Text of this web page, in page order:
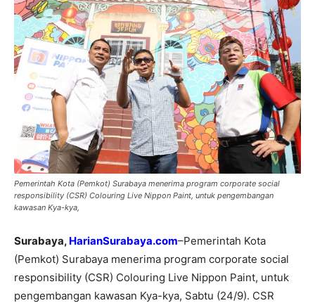
Pemerintah Kota (Pemkot) Surabaya menerima program corporate social
responsibility (CSR) Colouring Live Nippon Paint, untuk pengembangan
kawasan Kya-kya,
Surabaya, HarianSurabaya.com–Pemerintah Kota
(Pemkot) Surabaya menerima program corporate social
responsibility (CSR) Colouring Live Nippon Paint, untuk
pengembangan kawasan Kya-kya, Sabtu (24/9). CSR